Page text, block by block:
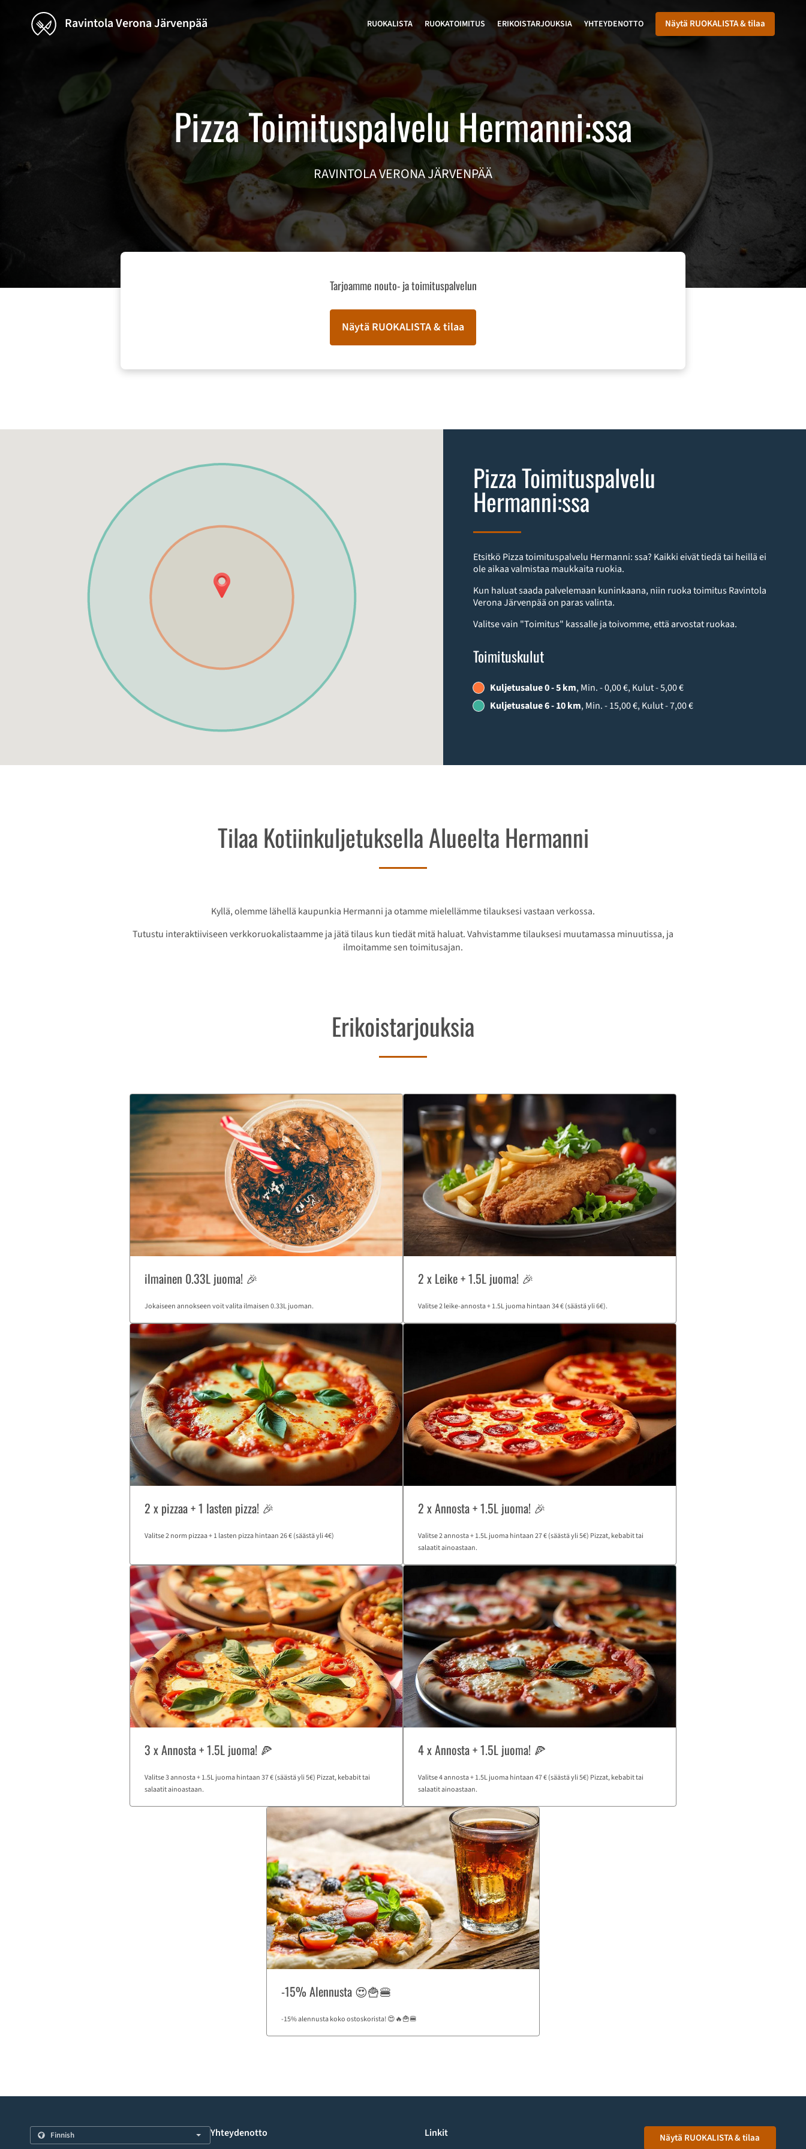
Ravintola Verona Järvenpää RUOKALISTA RUOKATOIMITUS ERIKOISTARJOUKSIA YHTEYDENOTTO Näytä RUOKALISTA & tilaa
Pizza Toimituspalvelu Hermanni:ssa
RAVINTOLA VERONA JÄRVENPÄÄ
Tarjoamme nouto- ja toimituspalvelun
Näytä RUOKALISTA & tilaa
Pizza Toimituspalvelu
Hermanni:ssa
Etsitkö Pizza toimituspalvelu Hermanni: ssa? Kaikki eivät tiedä tai heillä ei
ole aikaa valmistaa maukkaita ruokia.
Kun haluat saada palvelemaan kuninkaana, niin ruoka toimitus Ravintola
Verona Järvenpää on paras valinta.
Valitse vain "Toimitus" kassalle ja toivomme, että arvostat ruokaa.
Toimituskulut
Kuljetusalue 0 - 5 km, Min. - 0,00 €, Kulut - 5,00 €
Kuljetusalue 6 - 10 km, Min. - 15,00 €, Kulut - 7,00 €
Tilaa Kotiinkuljetuksella Alueelta Hermanni
Kyllä, olemme lähellä kaupunkia Hermanni ja otamme mielellämme tilauksesi vastaan verkossa.
Tutustu interaktiiviseen verkkoruokalistaamme ja jätä tilaus kun tiedät mitä haluat. Vahvistamme tilauksesi muutamassa minuutissa, ja
ilmoitamme sen toimitusajan.
Erikoistarjouksia
ilmainen 0.33L juoma! 🎉
Jokaiseen annokseen voit valita ilmaisen 0.33L juoman.
2 x Leike + 1.5L juoma! 🎉
Valitse 2 leike-annosta + 1.5L juoma hintaan 34 € (säästä yli 6€).
2 x pizzaa + 1 lasten pizza! 🎉
Valitse 2 norm pizzaa + 1 lasten pizza hintaan 26 € (säästä yli 4€)
2 x Annosta + 1.5L juoma! 🎉
Valitse 2 annosta + 1.5L juoma hintaan 27 € (säästä yli 5€) Pizzat, kebabit tai
salaatit ainoastaan.
3 x Annosta + 1.5L juoma! 🍕
Valitse 3 annosta + 1.5L juoma hintaan 37 € (säästä yli 5€) Pizzat, kebabit tai
salaatit ainoastaan.
4 x Annosta + 1.5L juoma! 🍕
Valitse 4 annosta + 1.5L juoma hintaan 47 € (säästä yli 5€) Pizzat, kebabit tai
salaatit ainoastaan.
-15% Alennusta 😍🍟🍔
-15% alennusta koko ostoskorista! 😍🔥🍟🍔
Yhteydenotto Linkit Näytä RUOKALISTA & tilaa